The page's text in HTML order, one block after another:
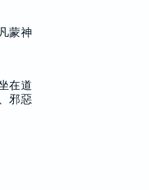
蒙神
在道
邪惡